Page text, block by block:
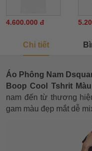
4.600.000 đ
Chi tiết
Áo Phông Nam
Boop Cool Tshrit
nam đến từ thương
gam màu đẹp mắt dễ